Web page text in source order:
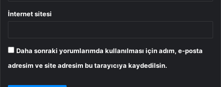
İnternet sitesi
Daha sonraki yorumlarımda kullanılması için adım, e-posta
adresim ve site adresim bu tarayıcıya kaydedilsin.